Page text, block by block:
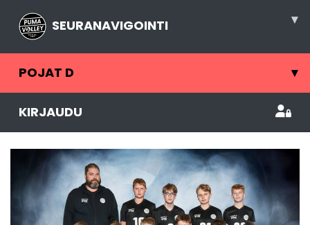
SEURANAVIGOINTI ▾
POJAT D ▾
KIRJAUDU